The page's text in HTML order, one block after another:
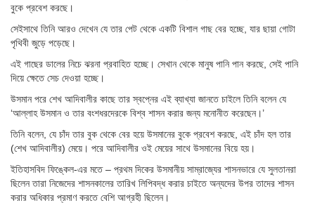
বুকে প্রবেশ করছে।
সেইসাথে তিনি আরও দেখেন যে তার পেট থেকে একটি বিশাল গাছ বের হচ্ছে, যার ছায়া গোটা
পৃথিবী জুড়ে পড়েছে।
এই গাছের ডালের নিচে ঝরনা প্রবাহিত হচ্ছে। সেখান থেকে মানুষ পানি পান করছে, সেই পানি
দিয়ে ক্ষেতে সেচ দেওয়া হচ্ছে।
উসমান পরে শেখ আদিবালীর কাছে তার স্বপ্নের এই ব্যাখ্যা জানতে চাইলে তিনি বলেন যে
‘আল্লাহ উসমান ও তার বংশধরদেরকে বিশ্ব শাসন করার জন্য মনোনীত করেছেন।’
তিনি বলেন, যে চাঁদ তার বুক থেকে বের হয়ে উসমানের বুকে প্রবেশ করছে, এই চাঁদ হল তার
(শেখ আদিবালীর) মেয়ে। পরে আদিবালীর ওই মেয়ের সাথে উসমানের বিয়ে হয়।
ইতিহাসবিদ ফিঙ্কেল-এর মতে – প্রথম দিকের উসমানীয় সাম্রাজ্যের শাসনভারে যে সুলতানরা
ছিলেন তারা নিজেদের শাসনকালের তারিখ লিপিবদ্ধ করার চাইতে অন্যদের উপর তাদের শাসন
করার অধিকার প্রমাণ করতে বেশি আগ্রহী ছিলেন।